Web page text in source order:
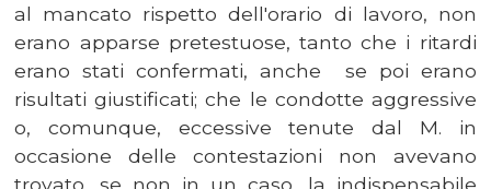
al mancato rispetto dell'orario di lavoro, non
erano apparse pretestuose, tanto che i ritardi
erano stati confermati, anche se poi erano
risultati giustificati; che le condotte aggressive
o, comunque, eccessive tenute dal M. in
occasione delle contestazioni non avevano
trovato, se non in un caso, la indispensabile